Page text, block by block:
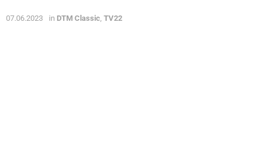
07.06.2023 in DTM Classic TV22